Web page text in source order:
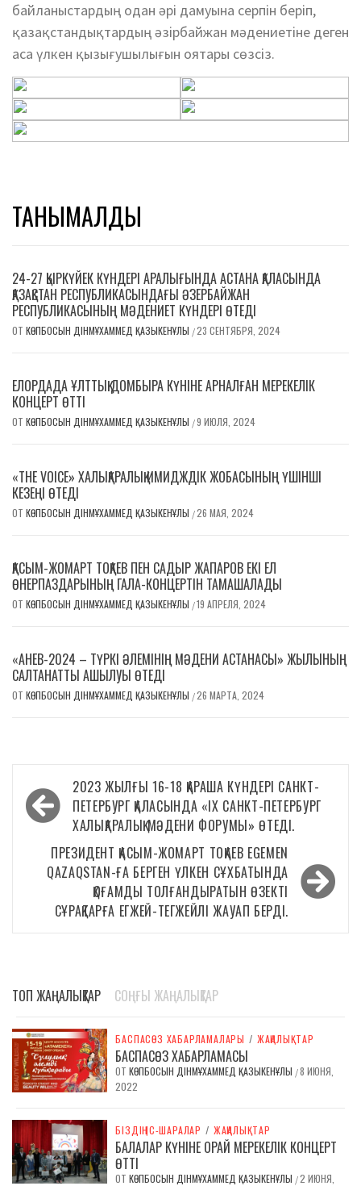
байланыстардың одан әрі дамуына серпін беріп,
қазақстандықтардың әзірбайжан мәдениетіне деген
аса үлкен қызығушылығын оятары сөзсіз.
ТАНЫМАЛДЫ
24-27 ҚЫРКҮЙЕК КҮНДЕРІ АРАЛЫҒЫНДА АСТАНА ҚАЛАСЫНДА
ҚАЗАҚСТАН РЕСПУБЛИКАСЫНДАҒЫ ӘЗЕРБАЙЖАН
РЕСПУБЛИКАСЫНЫҢ МӘДЕНИЕТ КҮНДЕРІ ӨТЕДІ
ОТ КӨПБОСЫН ДІНМҰХАММЕД ҚАЗЫКЕНҰЛЫ /23 СЕНТЯБРЯ, 2024
ЕЛОРДАДА ҰЛТТЫҚ ДОМБЫРА КҮНІНЕ АРНАЛҒАН МЕРЕКЕЛІК
КОНЦЕРТ ӨТТІ
ОТ КӨПБОСЫН ДІНМҰХАММЕД ҚАЗЫКЕНҰЛЫ /9 ИЮЛЯ, 2024
«THE VOICE» ХАЛЫҚАРАЛЫҚ ИМИДЖДІК ЖОБАСЫНЫҢ ҮШІНШІ
КЕЗЕҢІ ӨТЕДІ
ОТ КӨПБОСЫН ДІНМҰХАММЕД ҚАЗЫКЕНҰЛЫ /26 МАЯ, 2024
ҚАСЫМ-ЖОМАРТ ТОҚАЕВ ПЕН САДЫР ЖАПАРОВ ЕКІ ЕЛ
ӨНЕРПАЗДАРЫНЫҢ ГАЛА-КОНЦЕРТІН ТАМАШАЛАДЫ
ОТ КӨПБОСЫН ДІНМҰХАММЕД ҚАЗЫКЕНҰЛЫ /19 АПРЕЛЯ, 2024
«АНЕВ-2024 – ТҮРКІ ӘЛЕМІНІҢ МӘДЕНИ АСТАНАСЫ» ЖЫЛЫНЫҢ
САЛТАНАТТЫ АШЫЛУЫ ӨТЕДІ
ОТ КӨПБОСЫН ДІНМҰХАММЕД ҚАЗЫКЕНҰЛЫ /26 МАРТА, 2024
Навигация
по
записям
2023 ЖЫЛҒЫ 16-18 ҚАРАША КҮНДЕРІ САНКТ-
ПЕТЕРБУРГ ҚАЛАСЫНДА «IX САНКТ-ПЕТЕРБУРГ
ХАЛЫҚАРАЛЫҚ МӘДЕНИ ФОРУМЫ» ӨТЕДІ.
ПРЕЗИДЕНТ ҚАСЫМ-ЖОМАРТ ТОҚАЕВ EGEMEN
QAZAQSTAN-ҒА БЕРГЕН ҮЛКЕН СҰХБАТЫНДА
ҚОҒАМДЫ ТОЛҒАНДЫРАТЫН ӨЗЕКТІ
СҰРАҚТАРҒА ЕГЖЕЙ-ТЕГЖЕЙЛІ ЖАУАП БЕРДІ.
ТОП ЖАҢАЛЫҚТАР СОҢҒЫ ЖАҢАЛЫҚТАР
БАСПАСӨЗ ХАБАРЛАМАЛАРЫ / ЖАҢАЛЫҚТАР
БАСПАСӨЗ ХАБАРЛАМАСЫ
ОТ КӨПБОСЫН ДІНМҰХАММЕД ҚАЗЫКЕНҰЛЫ /8 ИЮНЯ,
2022
БІЗДІҢ ІС-ШАРАЛАР / ЖАҢАЛЫҚТАР
БАЛАЛАР КҮНІНЕ ОРАЙ МЕРЕКЕЛІК КОНЦЕРТ
ӨТТІ
ОТ КӨПБОСЫН ДІНМҰХАММЕД ҚАЗЫКЕНҰЛЫ /2 ИЮНЯ,